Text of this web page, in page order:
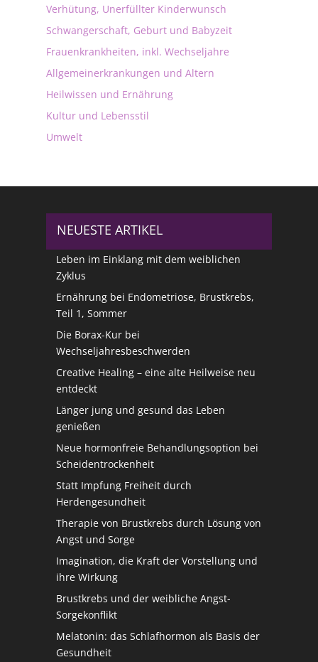
Verhütung, Unerfüllter Kinderwunsch
Schwangerschaft, Geburt und Babyzeit
Frauenkrankheiten, inkl. Wechseljahre
Allgemeinerkrankungen und Altern
Heilwissen und Ernährung
Kultur und Lebensstil
Umwelt
NEUESTE ARTIKEL
Leben im Einklang mit dem weiblichen
Zyklus
Ernährung bei Endometriose, Brustkrebs,
Teil 1, Sommer
Die Borax-Kur bei
Wechseljahresbeschwerden
Creative Healing – eine alte Heilweise neu
entdeckt
Länger jung und gesund das Leben
genießen
Neue hormonfreie Behandlungsoption bei
Scheidentrockenheit
Statt Impfung Freiheit durch
Herdengesundheit
Therapie von Brustkrebs durch Lösung von
Angst und Sorge
Imagination, die Kraft der Vorstellung und
ihre Wirkung
Brustkrebs und der weibliche Angst-
Sorgekonflikt
Melatonin: das Schlafhormon als Basis der
Gesundheit